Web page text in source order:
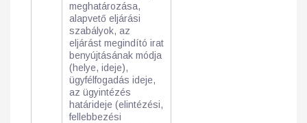
meghatározása,
alapvető eljárási
szabályok, az
eljárást megindító irat
benyújtásának módja
(helye, ideje),
ügyfélfogadás ideje,
az ügyintézés
határideje (elintézési,
fellebbezési